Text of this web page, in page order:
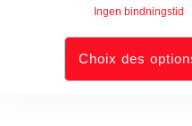
Ingen bindningstid
Choix des